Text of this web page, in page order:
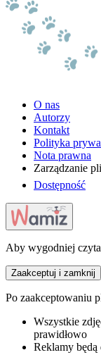
O nas
Autorzy
Kontakt
Polityka
Nota prawna
Zarządzanie
Dostępność
Aby wygodniej
Zaakceptuj i zamknij
Po zaakceptowaniu
Wszystkie
prawidłowo
Reklamy będą